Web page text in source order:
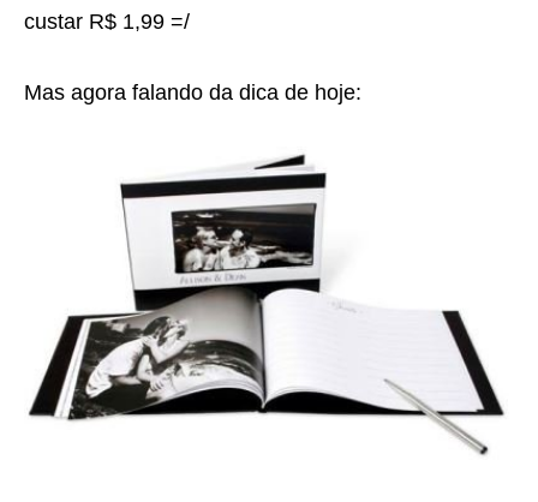
custar R$ 1,99 =/
Mas agora falando da dica de hoje: